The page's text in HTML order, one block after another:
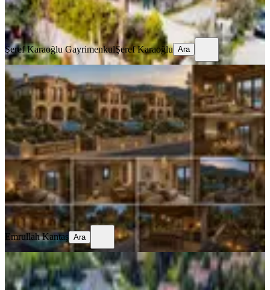
Şeref Karaoğlu GayrimenkulŞeref Karaoğlu
Ara
Şeref Karaoğlu GayrimenkulŞeref Karaoğlu Ara
🌿 Likya Taş Konakları – Kaş
Çayköy’de Eşsiz Yatırım Fırsatı
Antalya, Kaş
2350 m²·20.05.2026
7.500.000 ₺
Emrullah Kantaş
Ara
Emrullah Kantaş Ara
Sapanca'da Göl Manzaralı, Ruhsatlı
Turizm Belgeli